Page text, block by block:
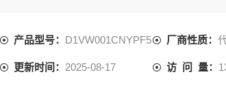
产品型号： D1VW001CNYPF5 厂商性质：
更新时间： 2025-08-17 访 问 量：